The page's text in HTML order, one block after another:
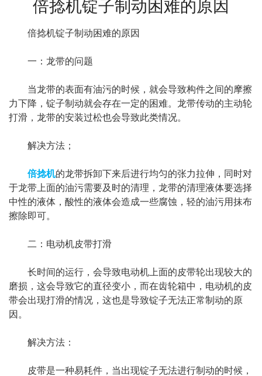
倍捻机锭子制动困难的原因
倍捻机锭子制动困难的原因
一：龙带的问题
当龙带的表面有油污的时候，就会导致构件之间的摩擦
力下降，锭子制动就会存在一定的困难。龙带传动的主动轮
打滑，龙带的安装过松也会导致此类情况。
解决方法；
倍捻机的龙带拆卸下来后进行均匀的张力拉伸，同时对
于龙带上面的油污需要及时的清理，龙带的清理液体要选择
中性的液体，酸性的液体会造成一些腐蚀，轻的油污用抹布
擦除即可。
二：电动机皮带打滑
长时间的运行，会导致电动机上面的皮带轮出现较大的
磨损，这会导致它的直径变小，而在齿轮箱中，电动机的皮
带会出现打滑的情况，这也是导致锭子无法正常制动的原
因。
解决方法：
皮带是一种易耗件，当出现锭子无法进行制动的时候，